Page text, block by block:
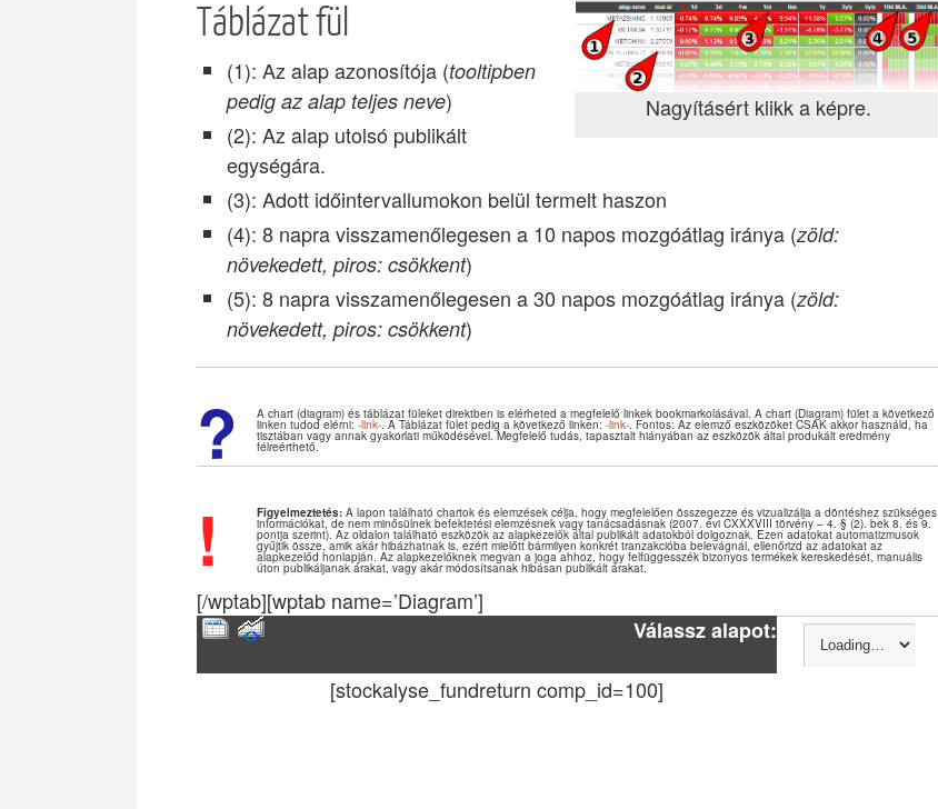
Nagyításért klikk a képre.
Táblázat fül
(1): Az alap azonosítója (tooltipben
pedig az alap teljes neve)
(2): Az alap utolsó publikált
egységára.
(3): Adott időintervallumokon belül termelt haszon
(4): 8 napra visszamenőlegesen a 10 napos mozgóátlag iránya (zöld:
növekedett, piros: csökkent)
(5): 8 napra visszamenőlegesen a 30 napos mozgóátlag iránya (zöld:
növekedett, piros: csökkent)
? A chart (diagram) és táblázat füleket direktben is elérheted a megfelelő linkek bookmarkolásával. A chart (Diagram) fület a következő
linken tudod elérni: -link-. A Táblázat fület pedig a következő linken: -link-. Fontos: Az elemző eszközöket CSAK akkor használd, ha
tisztában vagy annak gyakorlati működésével. Megfelelő tudás, tapasztalt hiányában az eszközök által produkált eredmény
félreérthető.
! Figyelmeztetés: A lapon található chartok és elemzések célja, hogy megfelelően összegezze és vizualizálja a döntéshez szükséges
információkat, de nem minősülnek befektetési elemzésnek vagy tanácsadásnak (2007. évi CXXXVIII törvény – 4. § (2). bek 8. és 9.
pontja szerint). Az oldalon található eszközök az alapkezelők által publikált adatokból dolgoznak. Ezen adatokat automatizmusok
gyűjtik össze, amik akár hibázhatnak is, ezért mielőtt bármilyen konkrét tranzakcióba belevágnál, ellenőrizd az adatokat az
alapkezelőd honlapján. Az alapkezelőknek megvan a joga ahhoz, hogy felfüggesszék bizonyos termékek kereskedését, manuális
úton publikáljanak árakat, vagy akár módosítsanak hibásan publikált árakat.
[/wptab][wptab name=’Diagram’]
Válassz alapot:
[stockalyse_fundreturn comp_id=100]